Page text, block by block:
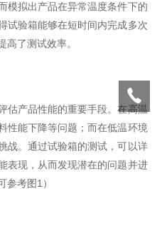
模拟出产品在异常温度条件下的
试验箱能够在短时间内完成多次
高了测试效率。
产品性能的重要手段。在高温
性能下降等问题；而在低温环境
战。通过试验箱的测试，可以详
表现，从而发现潜在的问题并进
参考图1）